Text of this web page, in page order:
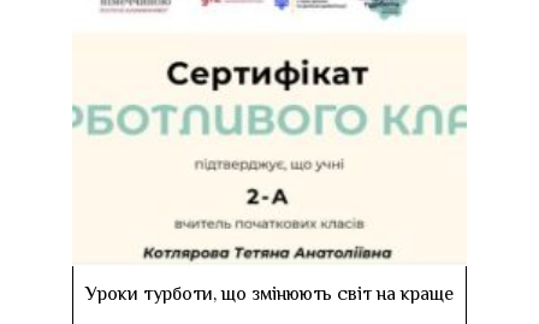
Уроки турботи, що змінюють світ на краще